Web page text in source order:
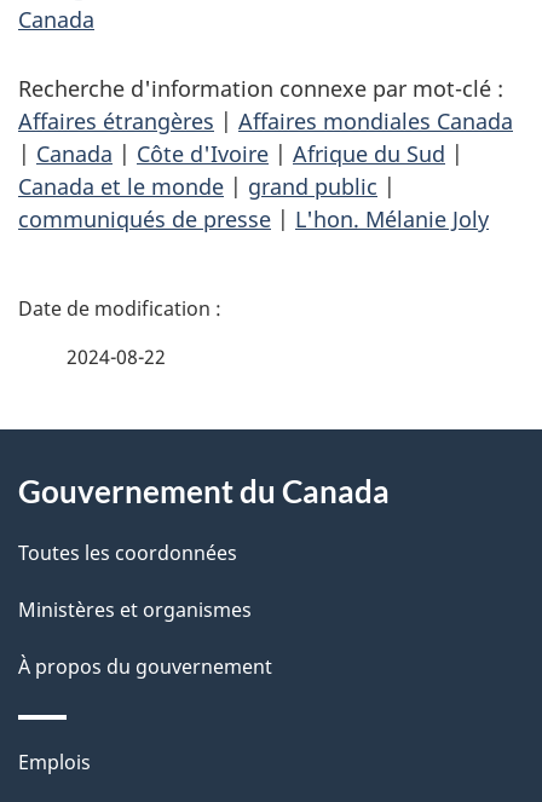
Canada
Recherche d'information connexe par mot-clé :
Affaires étrangères | Affaires mondiales Canada
| Canada | Côte d'Ivoire | Afrique du Sud |
Canada et le monde | grand public |
communiqués de presse | L'hon. Mélanie Joly
D
i
l
s
d
e
l
2024-08-22
propos
de
ce
site
Gouvernement du Canada
Toutes les coordonnées
Ministères et organismes
À propos du gouvernement
Thèmes
Emplois